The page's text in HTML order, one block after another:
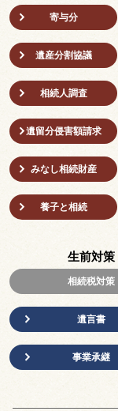
寄与分
遺産分割協議
相続人調査
遺留分侵害額請求
みなし相続財産
養子と相続
生前対策
相続税対策
遺言書
事業承継